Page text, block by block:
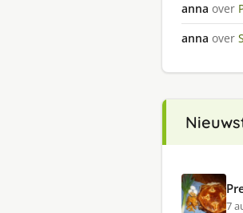
anna over
anna over
7